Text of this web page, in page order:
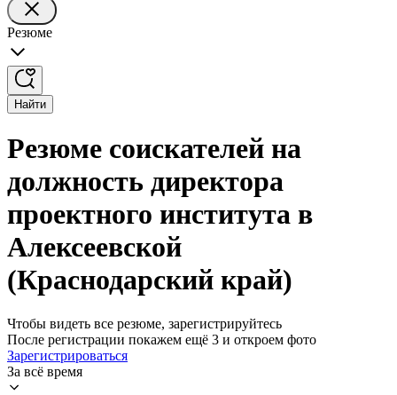
Резюме
Найти
Резюме соискателей на
должность директора
проектного института в
Алексеевской
(Краснодарский край)
Чтобы видеть все резюме, зарегистрируйтесь
После регистрации покажем ещё 3 и откроем фото
Зарегистрироваться
За всё время